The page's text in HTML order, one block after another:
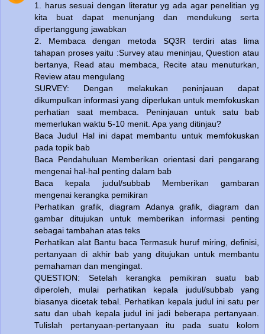
1. harus sesuai dengan literatur yg ada agar penelitian yg
kita buat dapat menunjang dan mendukung serta
dipertanggung jawabkan
2. Membaca dengan metoda SQ3R terdiri atas lima
tahapan proses yaitu :Survey atau meninjau, Question atau
bertanya, Read atau membaca, Recite atau menuturkan,
Review atau mengulang
SURVEY: Dengan melakukan peninjauan dapat
dikumpulkan informasi yang diperlukan untuk memfokuskan
perhatian saat membaca. Peninjauan untuk satu bab
memerlukan waktu 5-10 menit. Apa yang ditinjau?
Baca Judul Hal ini dapat membantu untuk memfokuskan
pada topik bab
Baca Pendahuluan Memberikan orientasi dari pengarang
mengenai hal-hal penting dalam bab
Baca kepala judul/subbab Memberikan gambaran
mengenai kerangka pemikiran
Perhatikan grafik, diagram Adanya grafik, diagram dan
gambar ditujukan untuk memberikan informasi penting
sebagai tambahan atas teks
Perhatikan alat Bantu baca Termasuk huruf miring, definisi,
pertanyaan di akhir bab yang ditujukan untuk membantu
pemahaman dan mengingat.
QUESTION: Setelah kerangka pemikiran suatu bab
diperoleh, mulai perhatikan kepala judul/subbab yang
biasanya dicetak tebal. Perhatikan kepala judul ini satu per
satu dan ubah kepala judul ini jadi beberapa pertanyaan.
Tulislah pertanyaan-pertanyaan itu pada suatu kolom